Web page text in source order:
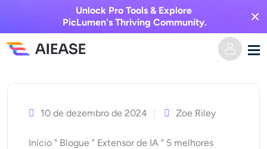
Unlock Pro Tools & Explore
PicLumen's Thriving Community.
Vídeo AI10 de dezembro de 2024 Zoe Riley
Início " Blogue " Extensor de IA " 5 melhores